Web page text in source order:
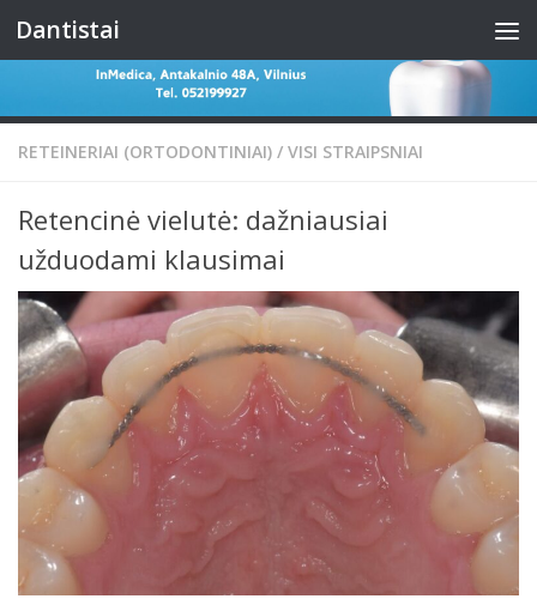
Skip to content
Dantistai
RETEINERIAI (ORTODONTINIAI) / VISI STRAIPSNIAI
Retencinė vielutė: dažniausiai
užduodami klausimai